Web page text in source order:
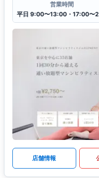
営業時間
店舗情報